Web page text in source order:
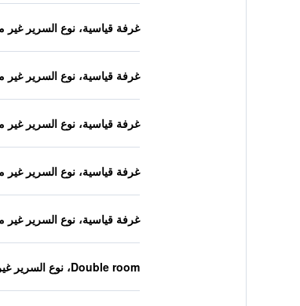
غرفة قياسية، نوع السرير
غرفة قياسية، نوع السرير
غرفة قياسية، نوع السرير
غرفة قياسية، نوع السرير
غرفة قياسية، نوع السرير
Double room، نوع السرير غير معروف